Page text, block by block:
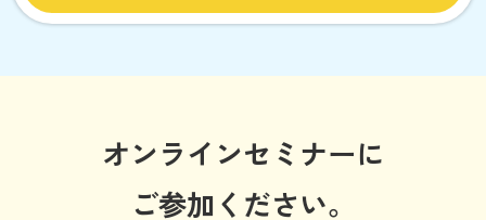
オンラインセミナーに
ご参加ください。